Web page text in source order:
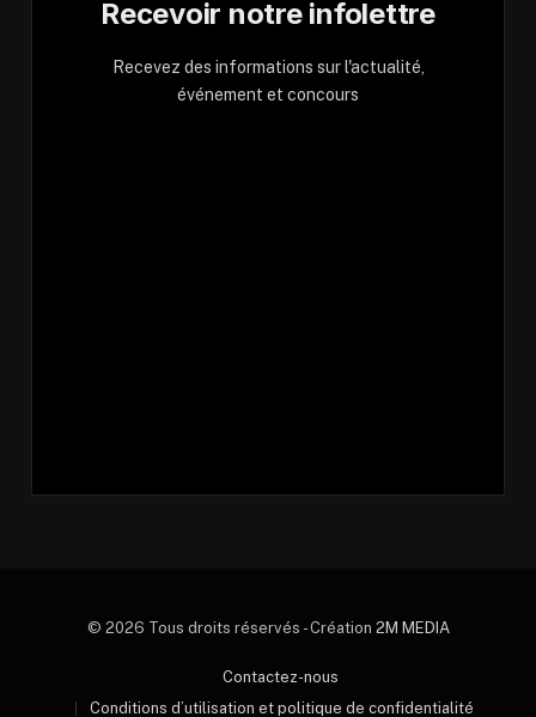
Recevoir notre infolettre
Recevez des informations sur l'actualité,
événement et concours
© 2026 Tous droits réservés - Création 2M MEDIA
Contactez-nous
Conditions d’utilisation et politique de confidentialité